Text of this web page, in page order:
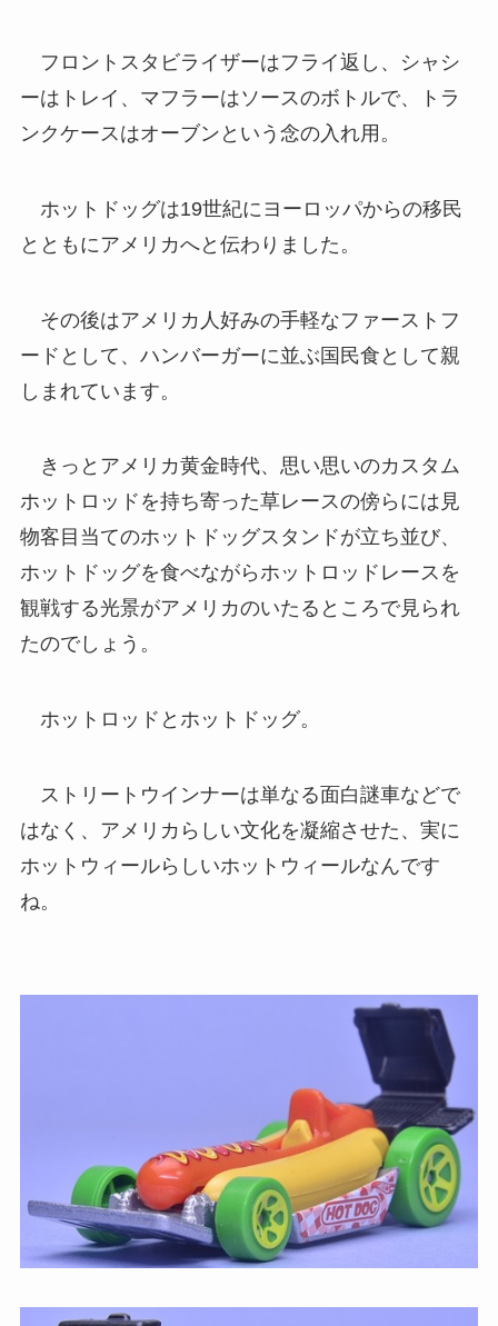
フロントスタビライザーはフライ返し、シャシ
ーはトレイ、マフラーはソースのボトルで、トラ
ンクケースはオーブンという念の入れ用。
ホットドッグは19世紀にヨーロッパからの移民
とともにアメリカへと伝わりました。
その後はアメリカ人好みの手軽なファーストフ
ードとして、ハンバーガーに並ぶ国民食として親
しまれています。
きっとアメリカ黄金時代、思い思いのカスタム
ホットロッドを持ち寄った草レースの傍らには見
物客目当てのホットドッグスタンドが立ち並び、
ホットドッグを食べながらホットロッドレースを
観戦する光景がアメリカのいたるところで見られ
たのでしょう。
ホットロッドとホットドッグ。
ストリートウインナーは単なる面白謎車などで
はなく、アメリカらしい文化を凝縮させた、実に
ホットウィールらしいホットウィールなんです
ね。